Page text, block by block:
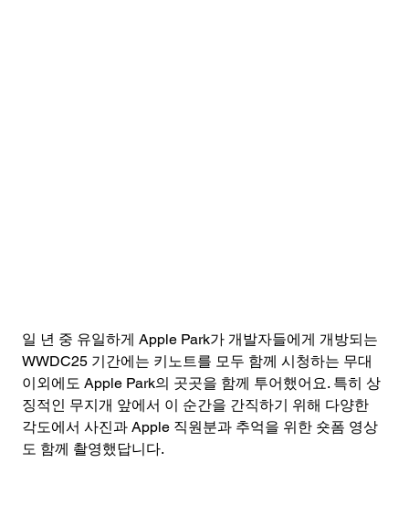
일 년 중 유일하게 Apple Park가 개발자들에게 개방되는
WWDC25 기간에는 키노트를 모두 함께 시청하는 무대
이외에도 Apple Park의 곳곳을 함께 투어했어요. 특히 상
징적인 무지개 앞에서 이 순간을 간직하기 위해 다양한
각도에서 사진과 Apple 직원분과 추억을 위한 숏폼 영상
도 함께 촬영했답니다.